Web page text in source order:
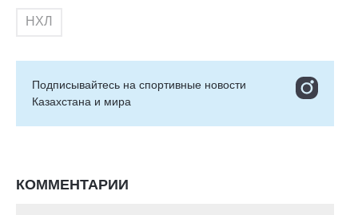
НХЛ
Подписывайтесь на cпортивные новости
Казахстана и мира
КОММЕНТАРИИ